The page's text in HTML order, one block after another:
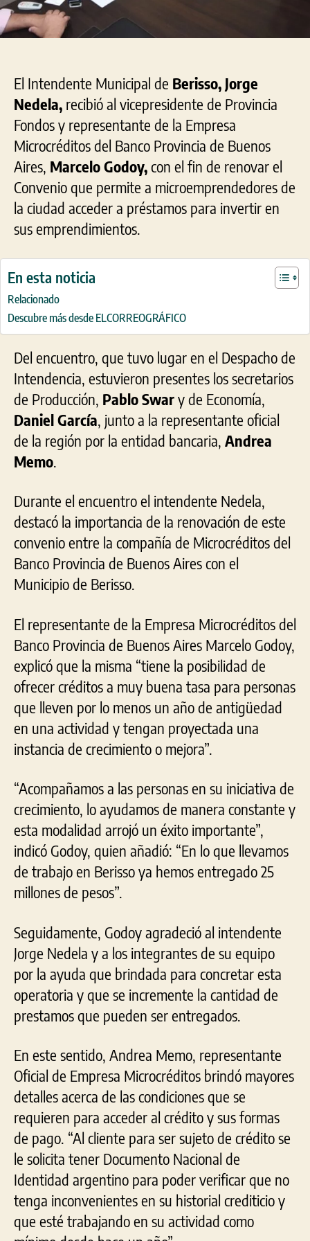
El Intendente Municipal de Berisso, Jorge
Nedela, recibió al vicepresidente de Provincia
Fondos y representante de la Empresa
Microcréditos del Banco Provincia de Buenos
Aires, Marcelo Godoy,con el fin de renovar el
Convenio que permite a microemprendedores de
la ciudad acceder a préstamos para invertir en
sus emprendimientos.
En esta noticia
Relacionado
Descubre más desde ELCORREOGRÁFICO
Del encuentro, que tuvo lugar en el Despacho de
Intendencia, estuvieron presentes los secretarios
de Producción, Pablo Swary de Economía,
Daniel García, junto a la representante oficial
de la región por la entidad bancaria, Andrea
Memo.
Durante el encuentro el intendente Nedela,
destacó la importancia de la renovación de este
convenio entre la compañía de Microcréditos del
Banco Provincia de Buenos Aires con el
Municipio de Berisso.
El representante de la Empresa Microcréditos del
Banco Provincia de Buenos Aires Marcelo Godoy,
explicó que la misma “tiene la posibilidad de
ofrecer créditos a muy buena tasa para personas
que lleven por lo menos un año de antigüedad
en una actividad y tengan proyectada una
instancia de crecimiento o mejora”.
“Acompañamos a las personas en su iniciativa de
crecimiento, lo ayudamos de manera constante y
esta modalidad arrojó un éxito importante”,
indicó Godoy, quien añadió: “En lo que llevamos
de trabajo en Berisso ya hemos entregado 25
millones de pesos”.
Seguidamente, Godoy agradeció al intendente
Jorge Nedela y a los integrantes de su equipo
por la ayuda que brindada para concretar esta
operatoria y que se incremente la cantidad de
prestamos que pueden ser entregados.
En este sentido, Andrea Memo, representante
Oficial de Empresa Microcréditos brindó mayores
detalles acerca de las condiciones que se
requieren para acceder al crédito y sus formas
de pago. “Al cliente para ser sujeto de crédito se
le solicita tener Documento Nacional de
Identidad argentino para poder verificar que no
tenga inconvenientes en su historial crediticio y
que esté trabajando en su actividad como